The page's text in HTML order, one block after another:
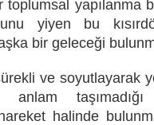
toplumsal yapılanma
yiyen bu
bir geleceği
ve soyutlayarak
taşımadığı
halinde